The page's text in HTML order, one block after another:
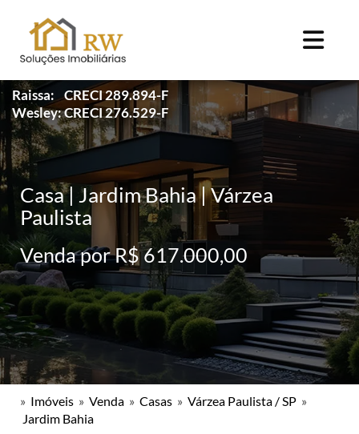
Raissa: CRECI 289.894-F
Wesley: CRECI 276.529-F
Casa | Jardim Bahia | Várzea
Paulista
Venda por R$ 617.000,00
» Imóveis » Venda » Casas » Várzea Paulista / SP »
Jardim Bahia